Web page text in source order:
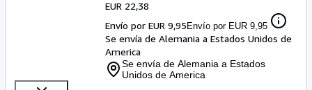
EUR 22,38
Envío por EUR 9,95Envío por EUR 9,95
Se envía de Alemania a Estados Unidos de
America
Se envía de Alemania a Estados
Unidos de America